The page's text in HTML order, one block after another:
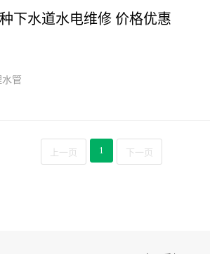
下水道水电维修 价格优惠
管
上一页 1 下一页